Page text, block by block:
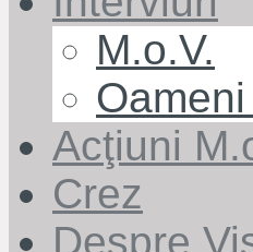
M.o.V.
Acţiuni
Crez
Despre